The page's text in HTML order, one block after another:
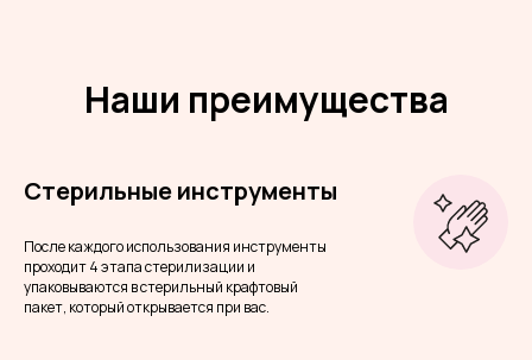
Наши преимущества
Стерильные инструменты
После каждого использования инструменты
проходит 4 этапа стерилизации и
упаковываются в стерильный крафтовый
пакет, который открывается при вас.